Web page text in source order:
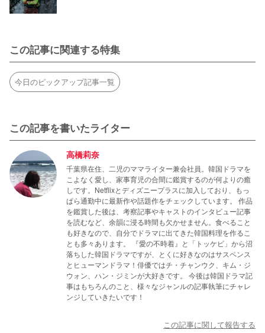
この記事に関連する特集
今日のピックアップ記事一覧
この記事を書いたライター
高橋莉奈
千葉県在住、二児のママライター兼会社員。韓国ドラマを
こよなく愛し、家事育児の合間に鑑賞するのが何よりの癒
しです。Netflixとディズニープラスに加入しており、もっ
ぱら通勤中に最新作や話題作をチェックしています。 作品
を鑑賞した後は、考察記事やキャストのインタビュー記事
を読むなど、余韻に浸る時間も欠かせません。食べること
も好きなので、自分でドラマに出てきた韓国料理を作るこ
とも多々あります。 『愛の不時着』と「トッケビ」から沼
落ちした韓国ドラマですが、とくに好きなのはサスペンス
とヒューマンドラマ！俳優ではチ・チャンウク、キム・ジ
ウォン、ハン・ジミンが大好きです。 今後は韓国ドラマ記
事はもちろんのこと、様々なジャンルの記事執筆にチャレ
ンジしていきたいです！
この記事に関して報告する